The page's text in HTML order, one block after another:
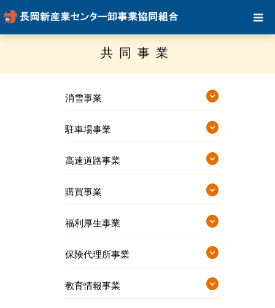
共同事業
消雪事業 expand_circle_down
駐車場事業 expand_circle_down
高速道路事業 expand_circle_down
購買事業 expand_circle_down
福利厚生事業 expand_circle_down
保険代理所事業 expand_circle_down
教育情報事業 expand_circle_down